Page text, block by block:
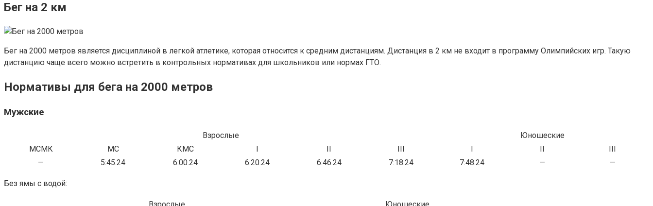
Бег на 2 км
Бег на 2000 метров является дисциплиной в легкой атлетике, которая относится к средним дистанциям. Дистанция в 2 км не входит в программу Олимпийских игр. Такую
дистанцию чаще всего можно встретить в контрольных нормативах для школьников или нормах ГТО.
Нормативы для бега на 2000 метров
Мужские
Взрослые
Юношеские
МСМК
МС КМС I II III I II
III
—
5:45.24 6:00.24 6:20.24 6:46.24 7:18.24 7:48.24 — —
Без ямы с водой: